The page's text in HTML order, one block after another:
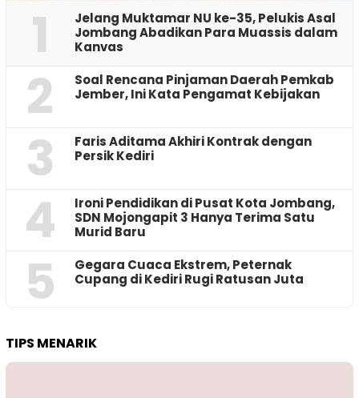
1
Jelang Muktamar NU ke-35, Pelukis Asal
Jombang Abadikan Para Muassis dalam
Kanvas
2
‎Soal Rencana Pinjaman Daerah Pemkab
Jember, Ini Kata Pengamat Kebijakan ‎
3
Faris Aditama Akhiri Kontrak dengan
Persik Kediri
4
Ironi Pendidikan di Pusat Kota Jombang,
SDN Mojongapit 3 Hanya Terima Satu
Murid Baru
5
‎Gegara Cuaca Ekstrem, Peternak
Cupang di Kediri Rugi Ratusan Juta
TIPS MENARIK